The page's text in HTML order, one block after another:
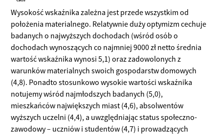
Wysokość wskaźnika zależna jest przede wszystkim od
położenia materialnego. Relatywnie duży optymizm cechuje
badanych o najwyższych dochodach (wśród osób o
dochodach wynoszących co najmniej 9000 zł netto średnia
wartość wskaźnika wynosi 5,1) oraz zadowolonych z
warunków materialnych swoich gospodarstw domowych
(4,8). Ponadto stosunkowo wysokie wartości wskaźnika
notujemy wśród najmłodszych badanych (5,0),
mieszkańców największych miast (4,6), absolwentów
wyższych uczelni (4,4), a uwzględniając status społeczno-
zawodowy – uczniów i studentów (4,7) i prowadzących